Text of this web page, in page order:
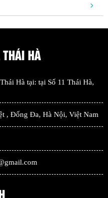
HÀ
Hà tại: tại Số 11 Thái Hà,
, Đống Đa, Hà Nội, Việt Nam